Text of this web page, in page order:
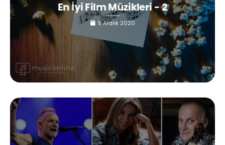
En İyi Film Müzikleri - 2
5 Aralık 2020